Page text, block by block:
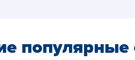
популярные